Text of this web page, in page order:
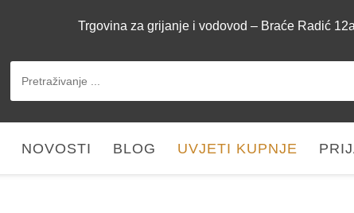
Trgovina za grijanje i vodovod – Braće Radić
NOVOSTI BLOG UVJETI KUPNJE